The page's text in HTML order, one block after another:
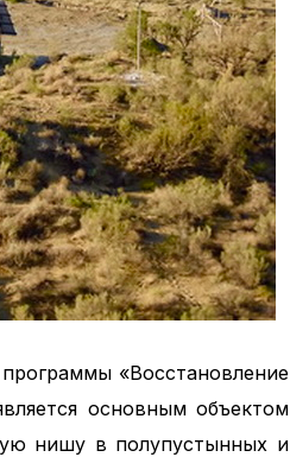
«Восстановление
основным объектом
нишу в полупустынных и